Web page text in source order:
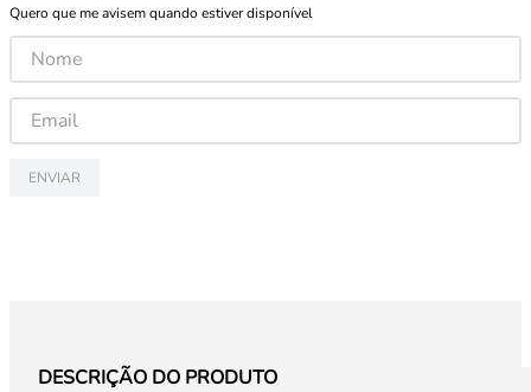
Quero que me avisem quando estiver disponível
ENVIAR
DESCRIÇÃO DO PRODUTO